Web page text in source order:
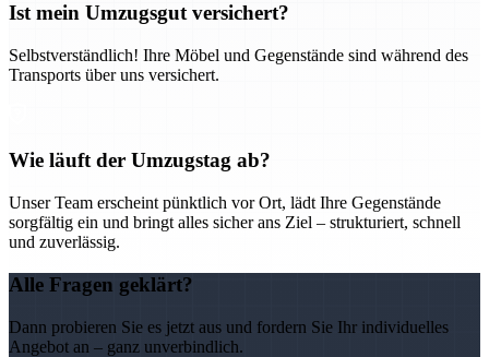
Ist mein Umzugsgut versichert?
Selbstverständlich! Ihre Möbel und Gegenstände sind während des
Transports über uns versichert.
Wie läuft der Umzugstag ab?
Unser Team erscheint pünktlich vor Ort, lädt Ihre Gegenstände
sorgfältig ein und bringt alles sicher ans Ziel – strukturiert, schnell
und zuverlässig.
Alle Fragen geklärt?
Dann probieren Sie es jetzt aus und fordern Sie Ihr individuelles
Angebot an – ganz unverbindlich.